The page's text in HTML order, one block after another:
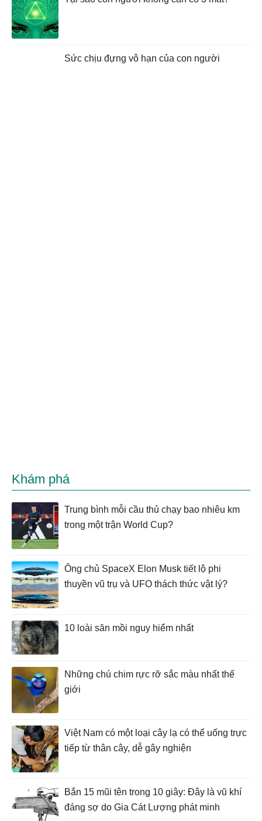
Sức chịu đựng vô hạn của con người
Khám phá
Trung bình mỗi cầu thủ chạy bao nhiêu km
trong một trận World Cup?
Ông chủ SpaceX Elon Musk tiết lộ phi
thuyền vũ trụ và UFO thách thức vật lý?
10 loài săn mồi nguy hiểm nhất
Những chú chim rực rỡ sắc màu nhất thế
giới
Việt Nam có một loại cây lạ có thể uống trực
tiếp từ thân cây, dễ gây nghiện
Bắn 15 mũi tên trong 10 giây: Đây là vũ khí
đáng sợ do Gia Cát Lượng phát minh